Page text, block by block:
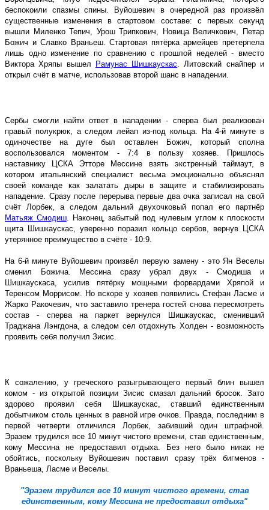
беспокоили спазмы спины. Вуйошевич в очередной раз произвёл
существенные изменения в стартовом составе: с первых секунд
вышли Миленко Тепич, Урош Трипкович, Новица Величкович, Петар
Божич и Славко Враньеш. Стартовая пятёрка армейцев претерпела
лишь одно изменение по сравнению с прошлой неделей - вместо
Виктора Хряпы вышел
Рамунас Шишкаускас . Литовский снайпер и
открыл счёт в матче, использовав второй шанс в нападении.
Сербы смогли найти ответ в нападении - сперва был реализован
правый полукрюк, а следом лейап из-под кольца. На 4-й минуте в
одиночестве на дуге был оставлен Божич, который сполна
воспользовался моментом - 7:4 в пользу хозяев. Пришлось
наставнику ЦСКА Этторе Мессине взять экстренный таймаут, в
котором итальянский специалист весьма эмоционально объяснял
своей команде как залатать дыры в защите и стабилизировать
нападение. Сразу после перерыва первые два очка записал на свой
счёт Лорбек, а следом дальний двухочковый попал его партнёр
Матьяж Смодиш. Наконец, забытый под нулевым углом к плоскости
щита Шишкаускас, уверенно поразил кольцо сербов, вернув ЦСКА
утерянное преимущество в счёте - 10:9.
На 6-й минуте Вуйошевич произвёл первую замену - это Ян Веселы
сменил Божича. Мессина сразу убрал двух - Смодиша и
Шишкаускаса, усилив пятёрку мощными форвардами Хряпой и
Теренсом Моррисом. Но вскоре у хозяев появились Стефан Ласме и
Жарко Ракочевич, что заставило тренера гостей снова пересмотреть
состав - сперва на паркет вернулся Шишкаускас, сменивший
Траджана Лэнгдона, а следом сел отдохнуть Холден - возможность
проявить себя получил Зисис.
К сожалению, у греческого разыгрывающего первый блин вышел
комом - из открытой позиции Зисис смазал дальний бросок. Зато
здорово проявил себя Шишкаускас, ставший единственным
добытчиком столь ценных в равной игре очков. Правда, последним в
первой четверти отличился Лорбек, забивший один штрафной.
Эразем трудился все 10 минут чистого времени, став единственным,
кому Мессина не предоставил отдыха. Без него было никак не
обойтись, поскольку Вуйошевич поставил сразу трёх бигменов -
Враньеша, Ласме и Веселы.
"Эразем трудился все 10 минут чистого времени, став
единственным, кому Мессина не предоставил отдыха"